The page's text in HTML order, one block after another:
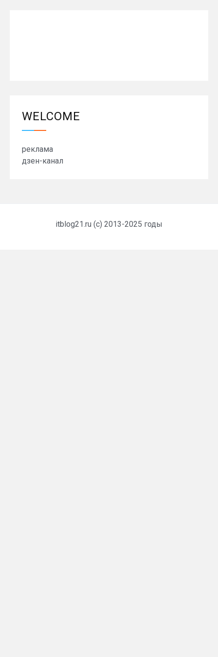
WELCOME
реклама
дзен-канал
itblog21.ru (c) 2013-2025 годы